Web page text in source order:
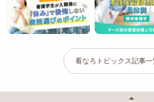
看なろトピックス記事一